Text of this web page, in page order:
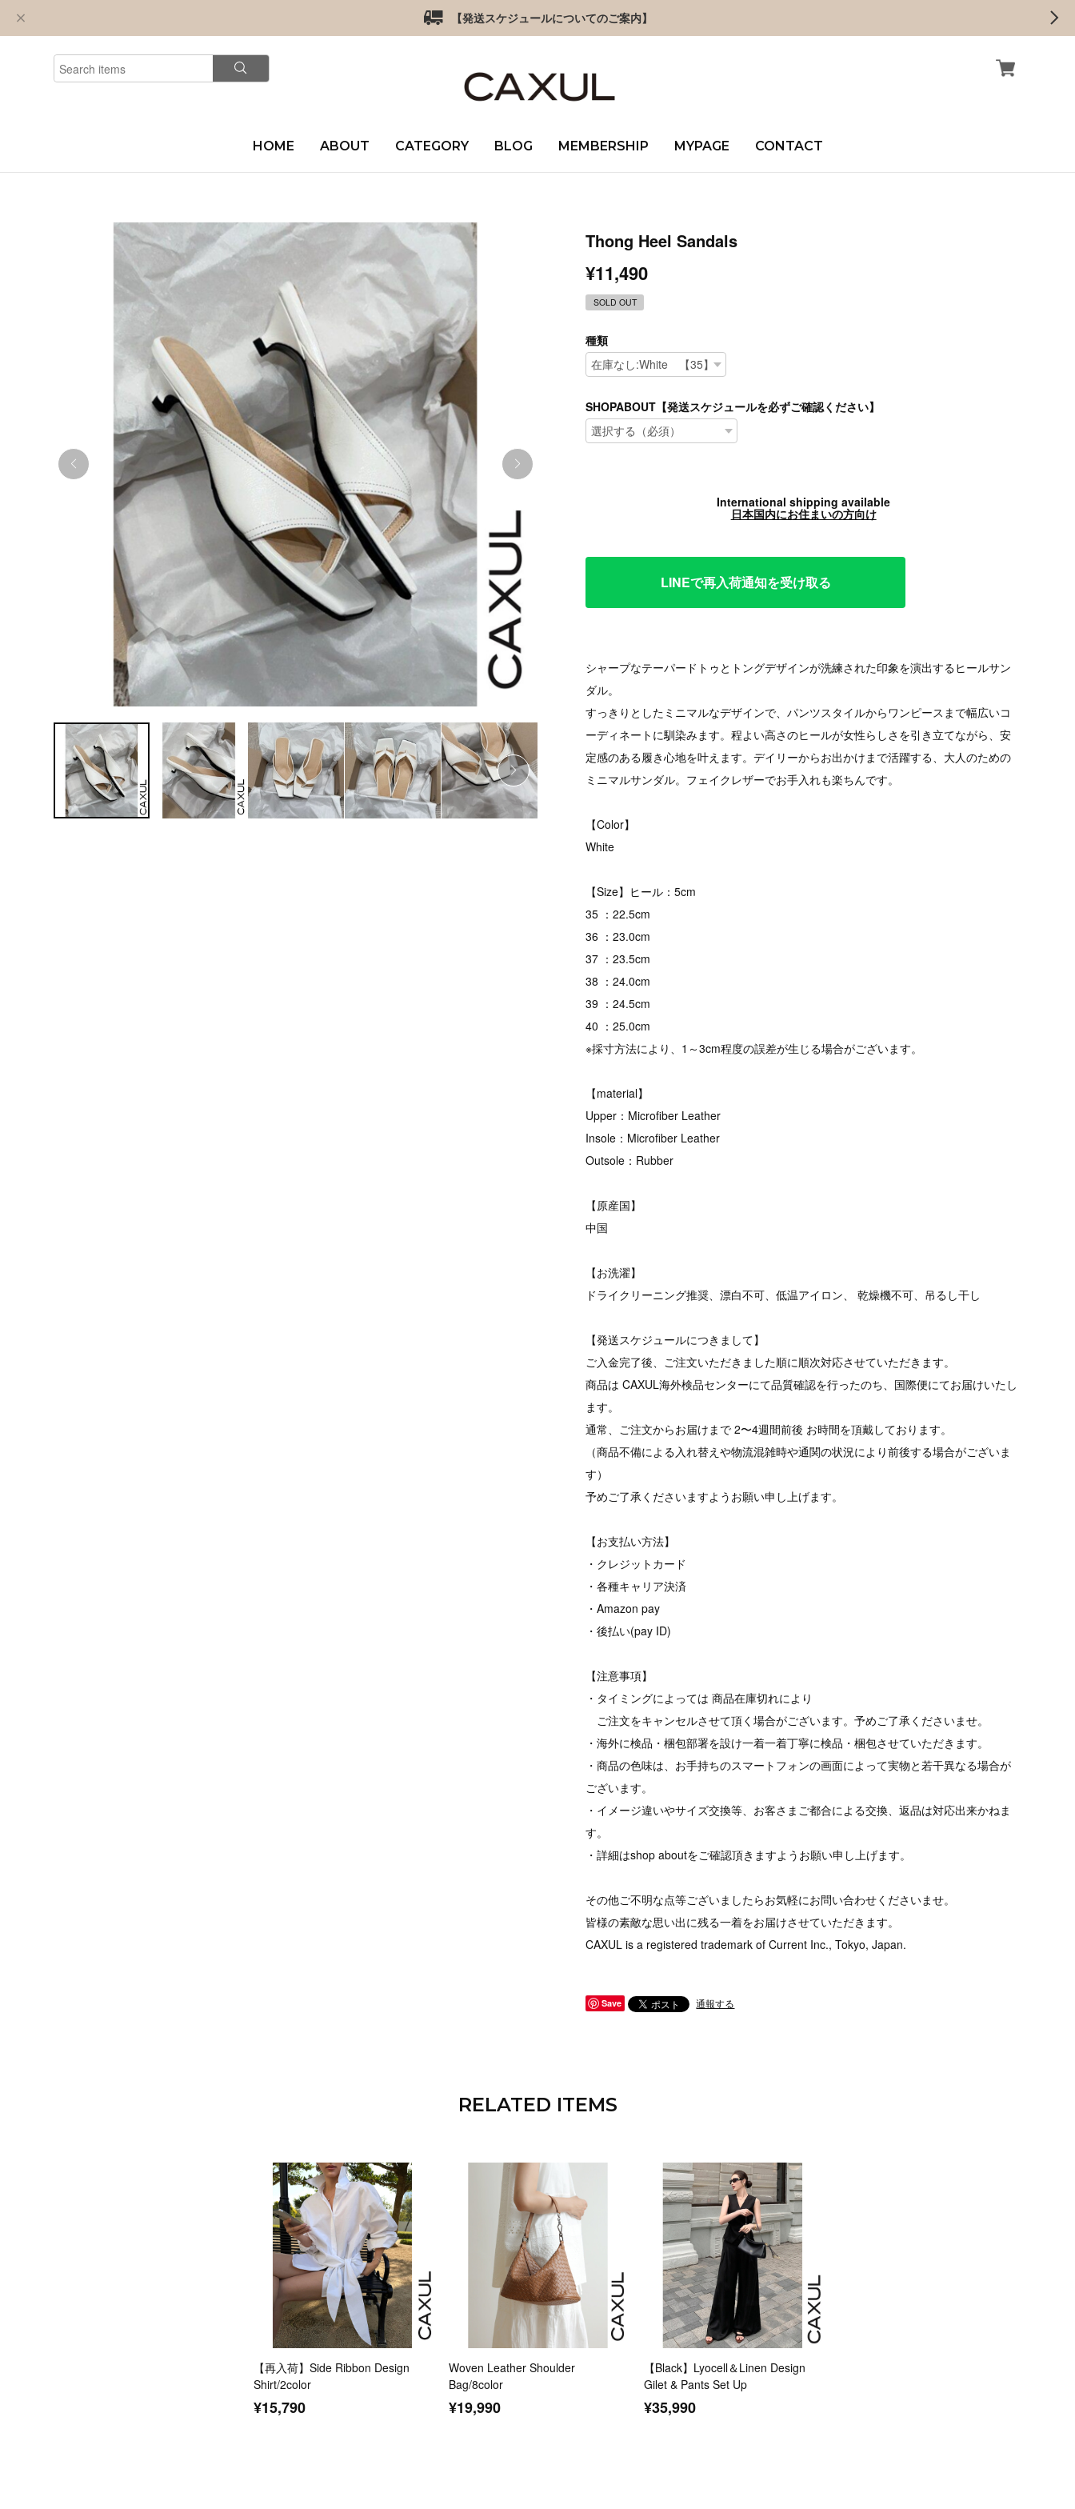
【発送スケジュールについてのご案内】
HOME ABOUT CATEGORY BLOG MEMBERSHIP MYPAGE CONTACT
Thong Heel Sandals
¥11,490
SOLD OUT
種類
SHOPABOUT【発送スケジュールを必ずご確認ください】
International shipping available
日本国内にお住まいの方向け
LINEで再入荷通知を受け取る
シャープなテーパードトゥとトングデザインが洗練された印象を演出するヒールサン
ダル。
すっきりとしたミニマルなデザインで、パンツスタイルからワンピースまで幅広いコ
ーディネートに馴染みます。程よい高さのヒールが女性らしさを引き立てながら、安
定感のある履き心地を叶えます。デイリーからお出かけまで活躍する、大人のための
ミニマルサンダル。フェイクレザーでお手入れも楽ちんです。
【Color】
White
【Size】ヒール：5cm
35 ：22.5cm
36 ：23.0cm
37 ：23.5cm
38 ：24.0cm
39 ：24.5cm
40 ：25.0cm
※採寸方法により、1～3cm程度の誤差が生じる場合がございます。
【material】
Upper：Microfiber Leather
Insole：Microfiber Leather
Outsole：Rubber
【原産国】
中国
【お洗濯】
ドライクリーニング推奨、漂白不可、低温アイロン、 乾燥機不可、吊るし干し
【発送スケジュールにつきまして】
ご入金完了後、ご注文いただきました順に順次対応させていただきます。
商品は CAXUL海外検品センターにて品質確認を行ったのち、国際便にてお届けいたし
ます。
通常、ご注文からお届けまで 2〜4週間前後 お時間を頂戴しております。
（商品不備による入れ替えや物流混雑時や通関の状況により前後する場合がございま
す）
予めご了承くださいますようお願い申し上げます。
【お支払い方法】
・クレジットカード
・各種キャリア決済
・Amazon pay
・後払い(pay ID)
【注意事項】
・タイミングによっては 商品在庫切れにより
ご注文をキャンセルさせて頂く場合がございます。予めご了承くださいませ。
・海外に検品・梱包部署を設け一着一着丁寧に検品・梱包させていただきます。
・商品の色味は、お手持ちのスマートフォンの画面によって実物と若干異なる場合が
ございます。
・イメージ違いやサイズ交換等、お客さまご都合による交換、返品は対応出来かねま
す。
・詳細はshop aboutをご確認頂きますようお願い申し上げます。
その他ご不明な点等ございましたらお気軽にお問い合わせくださいませ。
皆様の素敵な思い出に残る一着をお届けさせていただきます。
CAXUL is a registered trademark of Current Inc., Tokyo, Japan.
Save 通報する
RELATED ITEMS
【再入荷】Side Ribbon Design
Shirt/2color
¥15,790
Woven Leather Shoulder
Bag/8color
¥19,990
【Black】Lyocell＆Linen Design
Gilet & Pants Set Up
¥35,990